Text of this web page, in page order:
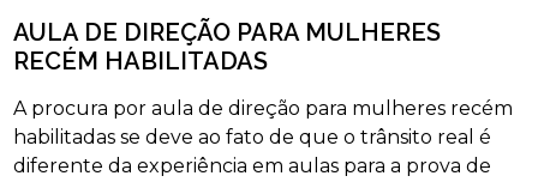
AULA DE DIREÇÃO PARA MULHERES
RECÉM HABILITADAS
A procura por aula de direção para mulheres recém
habilitadas se deve ao fato de que o trânsito real é
diferente da experiência em aulas para a prova de